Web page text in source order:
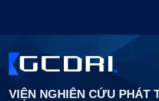
VIỆN NGHIÊN CỨU PHÁT